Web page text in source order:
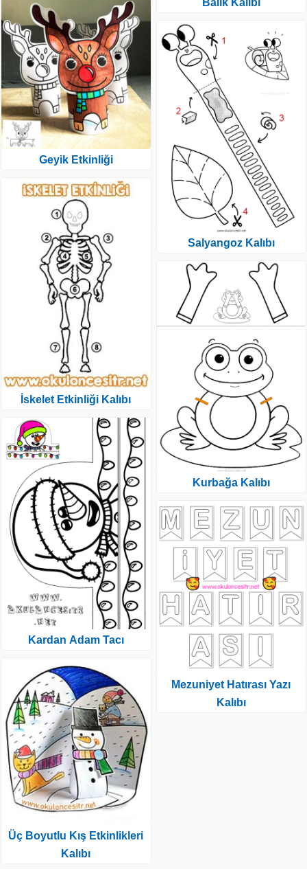
Geyik Etkinliği
İskelet Etkinliği Kalıbı
Kardan Adam Tacı
Üç Boyutlu Kış Etkinlikleri
Kalıbı
Balık Kalıbı
Salyangoz Kalıbı
Kurbağa Kalıbı
Mezuniyet Hatırası Yazı
Kalıbı